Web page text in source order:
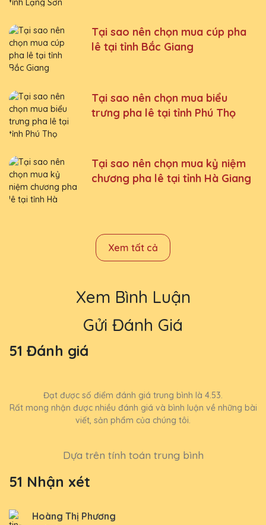
Tại sao nên chọn mua cúp pha
lê tại tỉnh Bắc Giang
Tại sao nên chọn mua biểu
trưng pha lê tại tỉnh Phú Thọ
Tại sao nên chọn mua kỷ niệm
chương pha lê tại tỉnh Hà Giang
Xem tất cả
Xem Bình Luận
Gửi Đánh Giá
51 Đánh giá
Đạt được số điểm đánh giá trung bình là 4.53.
Rất mong nhận được nhiều đánh giá và bình luận về những bài
viết, sản phẩm của chúng tôi.
Dựa trên tính toán trung bình
51 Nhận xét
Hoàng Thị Phương